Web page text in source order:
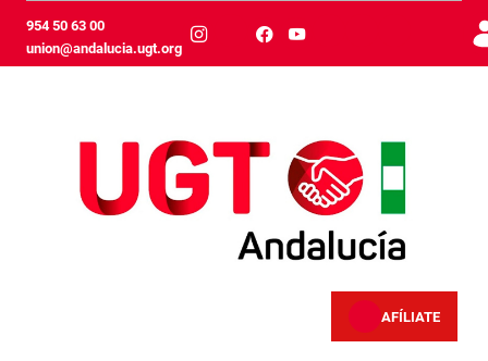
Skip to Main Content
954 50 63 00
union@andalucia.ugt.org
AFÍLIATE